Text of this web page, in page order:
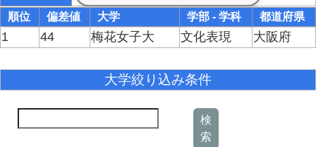
順位 偏差値 大学 学部 - 学科 都道府県
1 44 梅花女子大 文化表現 大阪府
大学絞り込み条件
検
索